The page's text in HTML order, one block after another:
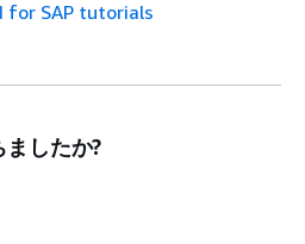
for SAP tutorials
したか?